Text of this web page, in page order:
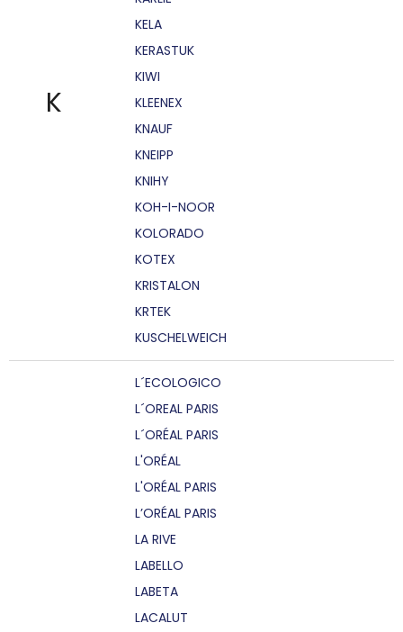
K
KELA
KERASTUK
KIWI
KLEENEX
KNAUF
KNEIPP
KNIHY
KOH-I-NOOR
KOLORADO
KOTEX
KRISTALON
KRTEK
KUSCHELWEICH
L´ECOLOGICO
L´OREAL PARIS
L´ORÉAL PARIS
L'ORÉAL
L'ORÉAL PARIS
L’ORÉAL PARIS
LA RIVE
LABELLO
LABETA
LACALUT